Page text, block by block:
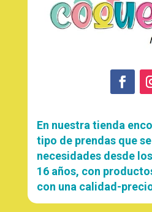
En nuestra tienda
tipo de prendas que
necesidades desde
16 años, con
con una calidad-